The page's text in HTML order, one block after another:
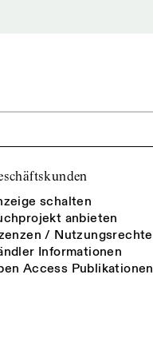
schalten
anbieten
/ Nutzungsrechte
Informationen
Access Publikationen